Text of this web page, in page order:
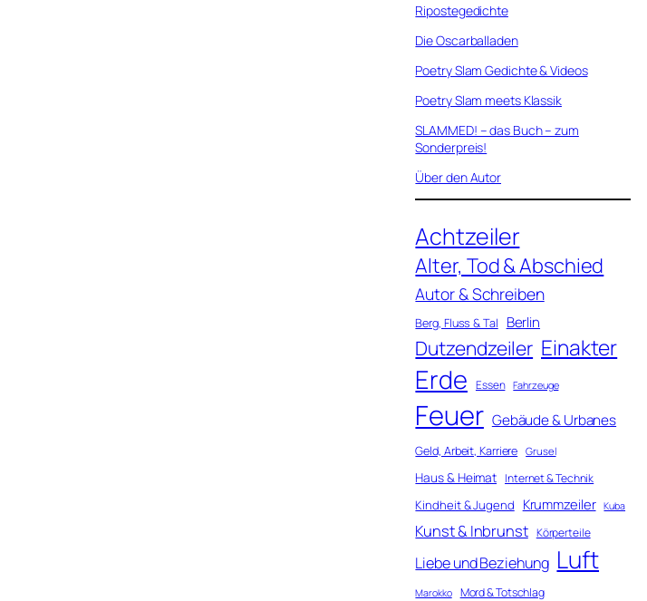
Ripostegedichte
Die Oscarballaden
Poetry Slam Gedichte & Videos
Poetry Slam meets Klassik
SLAMMED! – das Buch – zum
Sonderpreis!
Über den Autor
Achtzeiler
Alter, Tod & Abschied
Autor & Schreiben
Berg, Fluss & Tal Berlin
Dutzendzeiler Einakter
Erde Essen Fahrzeuge
Feuer Gebäude & Urbanes
Geld, Arbeit, Karriere Grusel
Haus & Heimat Internet & Technik
Kindheit & Jugend Krummzeiler Kuba
Kunst & Inbrunst Körperteile
Liebe und Beziehung Luft
Marokko Mord & Totschlag